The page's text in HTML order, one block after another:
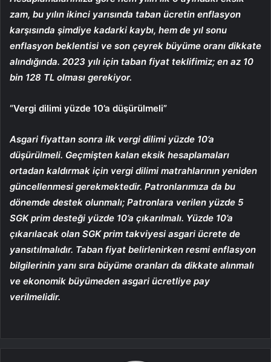
zam, bu yılın ikinci yarısında taban ücretin enflasyon
karşısında şimdiye kadarki kaybı, hem de yıl sonu
enflasyon beklentisi ve son çeyrek büyüme oranı dikkate
alındığında. 2023 yılı için taban fiyat teklifimiz; en az 10
bin 128 TL olması gerekiyor.
“Vergi dilimi yüzde 10’a düşürülmeli”
Asgari fiyattan sonra ilk vergi dilimi yüzde 10’a
düşürülmeli. Geçmişten kalan eksik hesaplamaları
ortadan kaldırmak için vergi dilimi matrahlarının yeniden
güncellenmesi gerekmektedir. Patronlarımıza da bu
dönemde destek olunmalı; Patronlara verilen yüzde 5
SGK prim desteği yüzde 10’a çıkarılmalı. Yüzde 10’a
çıkarılacak olan SGK prim takviyesi asgari ücrete de
yansıtılmalıdır. Taban fiyat belirlenirken resmi enflasyon
bilgilerinin yanı sıra büyüme oranları da dikkate alınmalı
ve ekonomik büyümeden asgari ücretliye pay
verilmelidir.